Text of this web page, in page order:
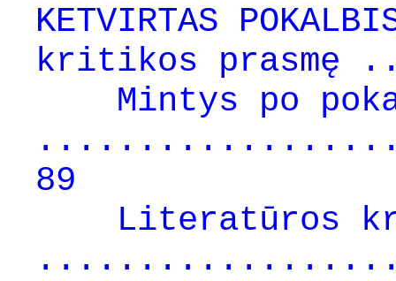
KETVIRTAS
kritikos
Mintys po
89
Literatūros